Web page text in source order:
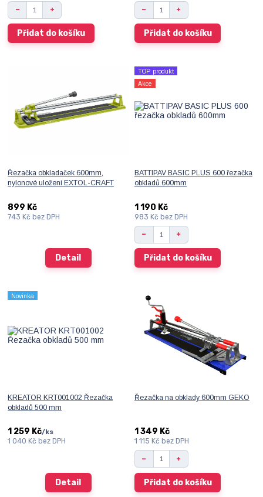
Přidat do košíku Přidat do košíku
Řezačka obkladaček 600mm,
nylonové uložení EXTOL-CRAFT
899 Kč
743 Kčbez DPH
Detail
TOP produkt
Akce
BATTIPAV BASIC PLUS 600 řezačka
obkladů 600mm
1 190 Kč
983 Kč bez DPH
Přidat do košíku
Novinka
KREATOR KRT001002 Řezačka
obkladů 500 mm
1 259 Kč/ks
1 040 Kč bez DPH
Detail
Řezačka na obklady 600mm GEKO
1 349 Kč
1 115 Kč bez DPH
Přidat do košíku